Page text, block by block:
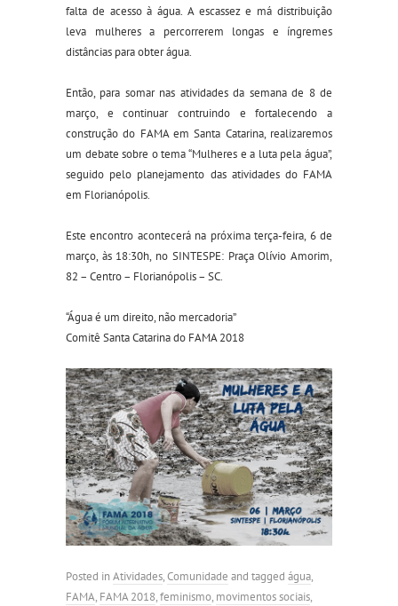
falta de acesso à água. A escassez e má distribuição
leva mulheres a percorrerem longas e íngremes
distâncias para obter água.
Então, para somar nas atividades da semana de 8 de
março, e continuar contruindo e fortalecendo a
construção do FAMA em Santa Catarina, realizaremos
um debate sobre o tema “Mulheres e a luta pela água”,
seguido pelo planejamento das atividades do FAMA
em Florianópolis.
Este encontro acontecerá na próxima terça-feira, 6 de
março, às 18:30h, no SINTESPE: Praça Olívio Amorim,
82 – Centro – Florianópolis – SC.
“Água é um direito, não mercadoria”
Comitê Santa Catarina do FAMA 2018
Posted inAtividades,Comunidade and tagged água,
FAMA, FAMA 2018,feminismo, movimentos sociais,